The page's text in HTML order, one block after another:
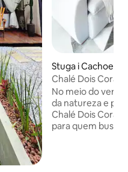
Stuga i
u
Chalé Dois
vattenfallet | RJ
No meio do
da natureza e
Chalé Dois
para quem busca